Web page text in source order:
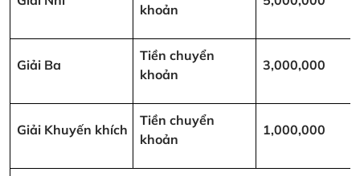
khoản
Giải Ba
Tiền chuyển
khoản
3,000,000
Giải Khuyến khích
Tiền chuyển
khoản
1,000,000